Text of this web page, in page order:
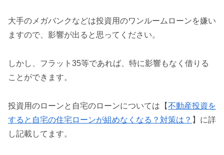
大手のメガバンクなどは投資用のワンルームローンを嫌い
ますので、影響が出ると思ってください。
しかし、フラット35等であれば、特に影響もなく借りる
ことができます。
投資用のローンと自宅のローンについては【不動産投資を
すると自宅の住宅ローンが組めなくなる？対策は？ 】に詳
し記載してます。